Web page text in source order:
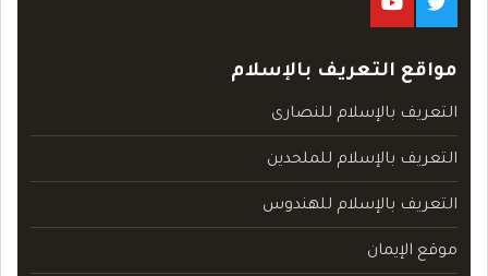
مواقع التعريف بالإسلام
التعريف بالإسلام للنصارى
التعريف بالإسلام للملحدين
التعريف بالإسلام للهندوس
موقع الإيمان